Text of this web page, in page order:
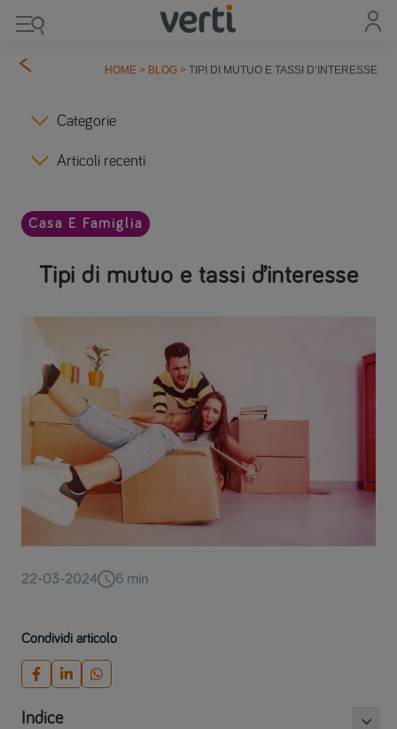
HOME> BLOG> TIPI DI MUTUO E TASSI D’INTERESSE
Categorie
Articoli recenti
Tipi di mutuo e tassi d’interesse
Casa E Famiglia
22-03-2024 6 min
Condividi articolo
Indice